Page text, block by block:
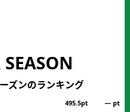
ズンのランキング
495.5pt ― pt